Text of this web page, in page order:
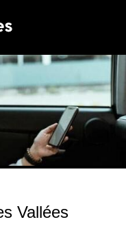
de voiture
Vallées